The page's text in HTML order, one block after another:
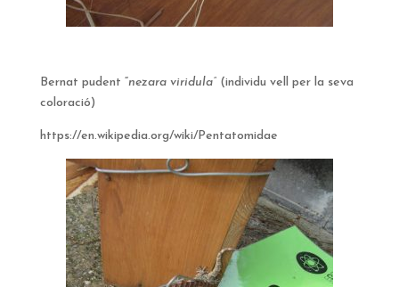
Bernat pudent “nezara viridula”(individu vell per la seva
coloració)
https://en.wikipedia.org/wiki/Pentatomidae